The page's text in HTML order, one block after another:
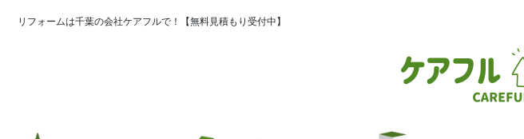
リフォームは千葉の会社ケアフルで！【無料見積もり受付中】